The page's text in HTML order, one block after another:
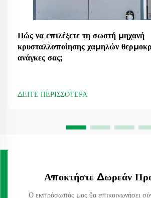
Πώς να επιλέξετε τη σωστή μηχανή
κρυσταλλοποίησης χαμηλών
ανάγκες σας;
ΔΕΙΤΕ ΠΕΡΙΣΣΟΤΕΡΑ
Αποκτήστε Δωρεάν
Ο εκπρόσωπός μας θα επικοινωνήσει